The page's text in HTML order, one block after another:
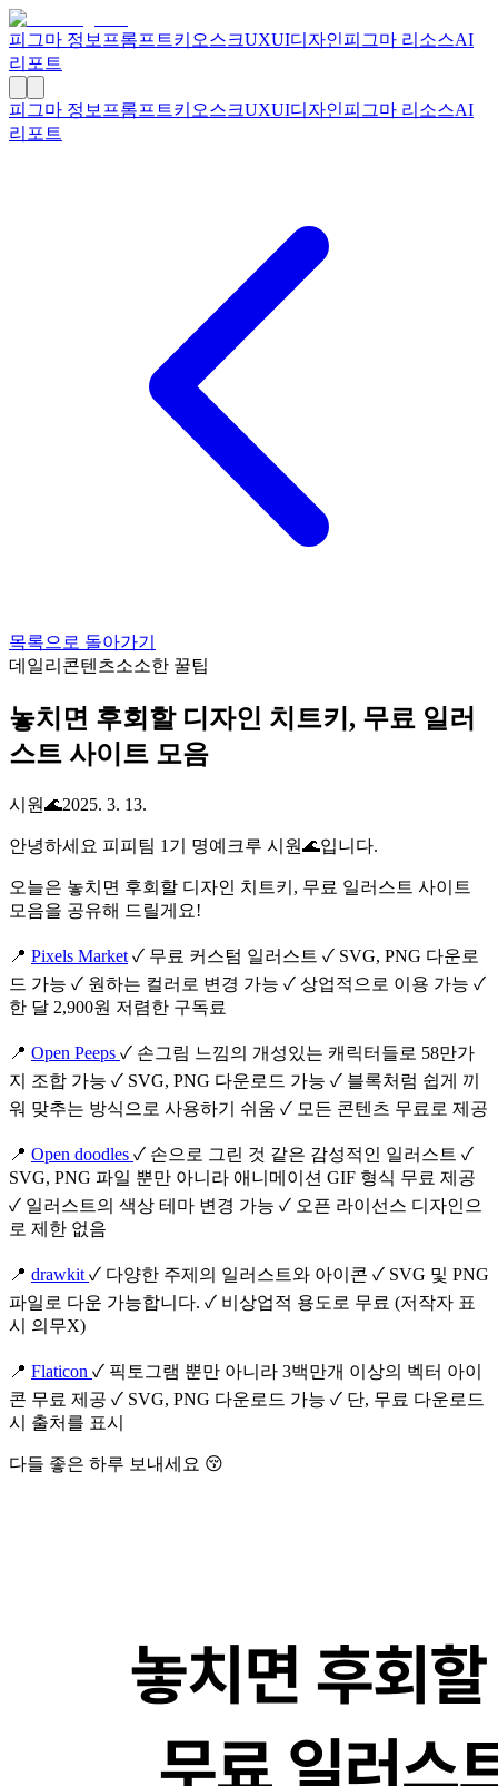
피그마 정보 프롬프트키오스크UXUI디자인피그마 리소스AI
리포트
피그마 정보 프롬프트키오스크UXUI디자인피그마 리소스AI
리포트
목록으로 돌아가기
데일리콘텐츠소소한 꿀팁
놓치면 후회할 디자인 치트키, 무료 일러
스트 사이트 모음
시원🌊2025. 3. 13.
안녕하세요 피피팀 1기 명예크루 시원🌊입니다.
오늘은 놓치면 후회할 디자인 치트키, 무료 일러스트 사이트
모음을 공유해 드릴게요!
📍 Pixels Market ✓ 무료 커스텀 일러스트 ✓ SVG, PNG 다운로
드 가능 ✓ 원하는 컬러로 변경 가능 ✓ 상업적으로 이용 가능 ✓
한 달 2,900원 저렴한 구독료
📍 Open Peeps ✓ 손그림 느낌의 개성있는 캐릭터들로 58만가
지 조합 가능 ✓ SVG, PNG 다운로드 가능 ✓ 블록처럼 쉽게 끼
워 맞추는 방식으로 사용하기 쉬움 ✓ 모든 콘텐츠 무료로 제공
📍 Open doodles ✓ 손으로 그린 것 같은 감성적인 일러스트 ✓
SVG, PNG 파일 뿐만 아니라 애니메이션 GIF 형식 무료 제공
✓ 일러스트의 색상 테마 변경 가능 ✓ 오픈 라이선스 디자인으
로 제한 없음
📍 drawkit ✓ 다양한 주제의 일러스트와 아이콘 ✓ SVG 및 PNG
파일로 다운 가능합니다. ✓ 비상업적 용도로 무료 (저작자 표
시 의무X)
📍 Flaticon ✓ 픽토그램 뿐만 아니라 3백만개 이상의 벡터 아이
콘 무료 제공 ✓ SVG, PNG 다운로드 가능 ✓ 단, 무료 다운로드
시 출처를 표시
다들 좋은 하루 보내세요 😚